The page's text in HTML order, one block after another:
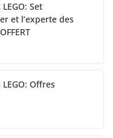
Set
et l’experte des
Offres